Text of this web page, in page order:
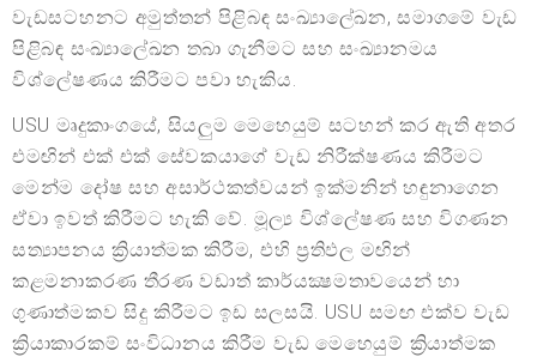
වැඩසටහනට අමුත්තන් පිළිබඳ සංඛ්‍යාලේඛන, සමාගමේ වැඩ
පිළිබඳ සංඛ්‍යාලේඛන තබා ගැනීමට සහ සංඛ්‍යානමය
විශ්ලේෂණය කිරීමට පවා හැකිය.
USU මෘදුකාංගයේ, සියලුම මෙහෙයුම් සටහන් කර ඇති අතර
එමඟින් එක් එක් සේවකයාගේ වැඩ නිරීක්ෂණය කිරීමට
මෙන්ම දෝෂ සහ අසාර්ථකත්වයන් ඉක්මනින් හඳුනාගෙන
ඒවා ඉවත් කිරීමට හැකි වේ. මූල්‍ය විශ්ලේෂණ සහ විගණන
සත්‍යාපනය ක්‍රියාත්මක කිරීම, එහි ප්‍රතිඵල මඟින්
කළමනාකරණ තීරණ වඩාත් කාර්යක්‍ෂමතාවයෙන් හා
ගුණාත්මකව සිදු කිරීමට ඉඩ සලසයි. USU සමඟ එක්ව වැඩ
ක්‍රියාකාරකම් සංවිධානය කිරීම වැඩ මෙහෙයුම් ක්‍රියාත්මක